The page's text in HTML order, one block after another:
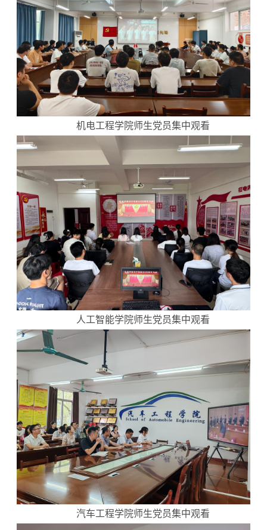
机电工程学院师生党员集中观看
人工智能学院师生党员集中观看
汽车工程学院师生党员集中观看